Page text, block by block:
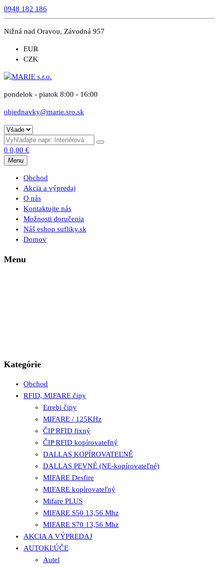
0948 182 186
Nižná nad Oravou, Závodná 957
EUR
CZK
pondelok - piatok 8:00 - 16:00
objednavky@marie.sro.sk
0 0,00 €
Menu
Obchod
Akcia a výpredaj
O nás
Kontaktujte nás
Možnosti doručenia
Náš eshop sufliky.sk
Domov
Menu
Kategórie
Obchod
RFID, MIFARE čipy
Errebi čipy
MIFARE / 125KHz
ČIP RFID fixný
ČIP RFID kopírovateľný
DALLAS KOPÍROVATEĽNĚ
DALLAS PEVNÉ (NE-kopírovateľné)
MIFARE Desfire
MIFARE kopírovateľný
Mifare PLUS
MIFARE S50 13,56 Mhz
MIFARE S70 13,56 Mhz
AKCIA A VÝPREDAJ
AUTOKĽÚČE
Autel